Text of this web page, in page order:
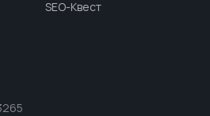
SEO-Квест